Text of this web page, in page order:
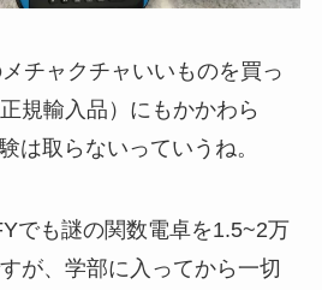
チャクチャいいものを買っ
規輸入品）にもかかわら
は取らないっていうね。
でも謎の関数電卓を1.5~2万
が、学部に入ってから一切